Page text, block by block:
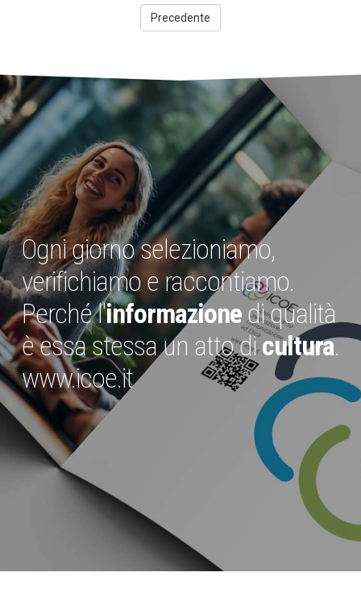
Precedente
Ogni giorno selezioniamo,
verifichiamo e raccontiamo.
Perché l'informazionedi qualità
è essa stessa un atto dicultura.
www.icoe.it